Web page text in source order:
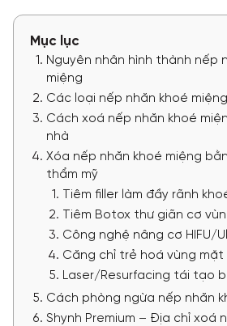
Mục lục
Nguyên nhân hình thành nếp
miệng
Các loại nếp nhăn khoé
Cách xoá nếp nhăn khoé
nhà
Xóa nếp nhăn khoé miệng
thẩm mỹ
Tiêm filler làm đầy rãnh
Tiêm Botox thư giãn cơ
Công nghệ nâng cơ HIFU/
Căng chỉ trẻ hoá vùng mặt
Laser/Resurfacing tái tạo
Cách phòng ngừa nếp nhăn
Shynh Premium – Địa chỉ xoá